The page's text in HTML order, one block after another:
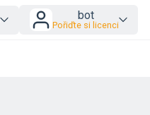
bot
Pořiďte si licenci